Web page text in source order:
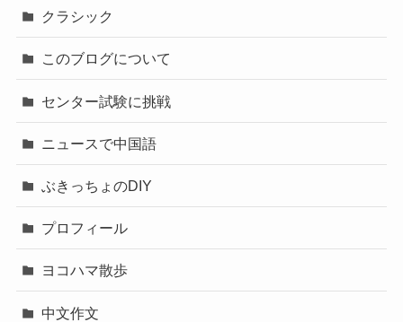
クラシック
このブログについて
センター試験に挑戦
ニュースで中国語
ぶきっちょのDIY
プロフィール
ヨコハマ散歩
中文作文